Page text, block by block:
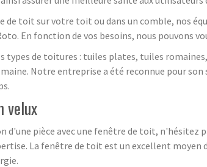
toit sur votre toit ou dans un comble, nos
En fonction de vos besoins, nous pouvons
de toitures : tuiles plates, tuiles
Notre entreprise a été reconnue pour
velux
pièce avec une fenêtre de toit, n'hésitez
La fenêtre de toit est un excellent